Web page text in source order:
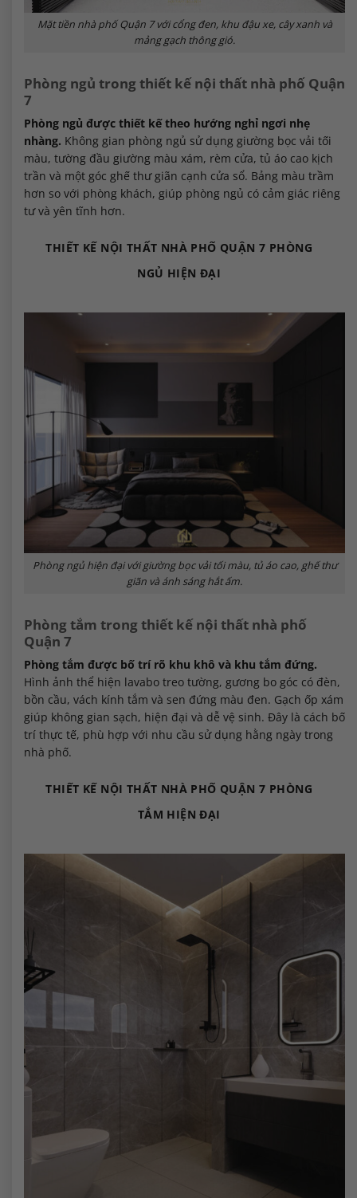
Mặt tiền nhà phố Quận 7 với cổng đen, khu đậu xe, cây xanh và
mảng gạch thông gió.
Phòng ngủ trong thiết kế nội thất nhà phố Quận
7
Phòng ngủ được thiết kế theo hướng nghỉ ngơi nhẹ
nhàng. Không gian phòng ngủ sử dụng giường bọc vải tối
màu, tường đầu giường màu xám, rèm cửa, tủ áo cao kịch
trần và một góc ghế thư giãn cạnh cửa sổ. Bảng màu trầm
hơn so với phòng khách, giúp phòng ngủ có cảm giác riêng
tư và yên tĩnh hơn.
THIẾT KẾ NỘI THẤT NHÀ PHỐ QUẬN 7 PHÒNG
NGỦ HIỆN ĐẠI
Phòng ngủ hiện đại với giường bọc vải tối màu, tủ áo cao, ghế thư
giãn và ánh sáng hắt ấm.
Phòng tắm trong thiết kế nội thất nhà phố
Quận 7
Phòng tắm được bố trí rõ khu khô và khu tắm đứng.
Hình ảnh thể hiện lavabo treo tường, gương bo góc có đèn,
bồn cầu, vách kính tắm và sen đứng màu đen. Gạch ốp xám
giúp không gian sạch, hiện đại và dễ vệ sinh. Đây là cách bố
trí thực tế, phù hợp với nhu cầu sử dụng hằng ngày trong
nhà phố.
THIẾT KẾ NỘI THẤT NHÀ PHỐ QUẬN 7 PHÒNG
TẮM HIỆN ĐẠI